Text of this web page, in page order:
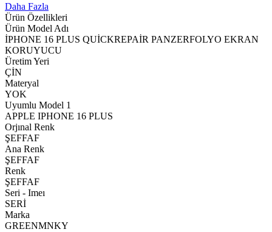
Daha Fazla
Ürün Özellikleri
Ürün Model Adı
İPHONE 16 PLUS QUİCKREPAİR PANZERFOLYO EKRAN
KORUYUCU
Üretim Yeri
ÇİN
Materyal
YOK
Uyumlu Model 1
APPLE IPHONE 16 PLUS
Orjınal Renk
ŞEFFAF
Ana Renk
ŞEFFAF
Renk
ŞEFFAF
Seri - Imeı
SERİ
Marka
GREENMNKY